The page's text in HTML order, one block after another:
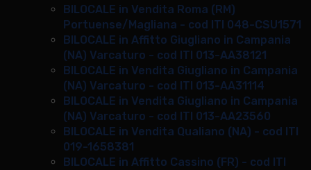
BILOCALE in Vendita Roma (RM)
Portuense/Magliana - cod ITI 048-CSU1571
BILOCALE in Affitto Giugliano in Campania
(NA) Varcaturo - cod ITI 013-AA38121
BILOCALE in Vendita Giugliano in Campania
(NA) Varcaturo - cod ITI 013-AA31114
BILOCALE in Vendita Giugliano in Campania
(NA) Varcaturo - cod ITI 013-AA23560
BILOCALE in Vendita Qualiano (NA) - cod ITI
019-1658381
BILOCALE in Affitto Cassino (FR) - cod ITI